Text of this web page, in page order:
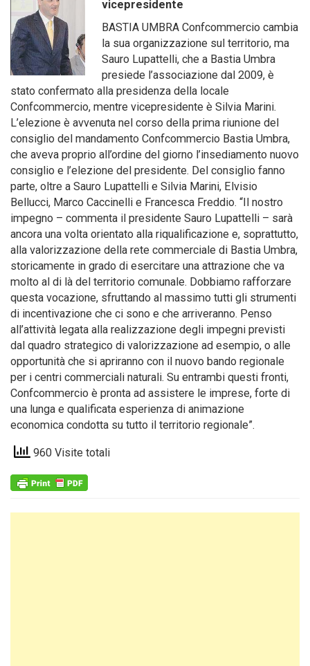
vicepresidente
BASTIA UMBRA Confcommercio cambia
la sua organizzazione sul territorio, ma
Sauro Lupattelli, che a Bastia Umbra
presiede l’associazione dal 2009, è
stato confermato alla presidenza della locale
Confcommercio, mentre vicepresidente è Silvia Marini.
L’elezione è avvenuta nel corso della prima riunione del
consiglio del mandamento Confcommercio Bastia Umbra,
che aveva proprio all’ordine del giorno l’insediamento nuovo
consiglio e l’elezione del presidente. Del consiglio fanno
parte, oltre a Sauro Lupattelli e Silvia Marini, Elvisio
Bellucci, Marco Caccinelli e Francesca Freddio. “Il nostro
impegno – commenta il presidente Sauro Lupattelli – sarà
ancora una volta orientato alla riqualificazione e, soprattutto,
alla valorizzazione della rete commerciale di Bastia Umbra,
storicamente in grado di esercitare una attrazione che va
molto al di là del territorio comunale. Dobbiamo rafforzare
questa vocazione, sfruttando al massimo tutti gli strumenti
di incentivazione che ci sono e che arriveranno. Penso
all’attività legata alla realizzazione degli impegni previsti
dal quadro strategico di valorizzazione ad esempio, o alle
opportunità che si apriranno con il nuovo bando regionale
per i centri commerciali naturali. Su entrambi questi fronti,
Confcommercio è pronta ad assistere le imprese, forte di
una lunga e qualificata esperienza di animazione
economica condotta su tutto il territorio regionale”.
960 Visite totali